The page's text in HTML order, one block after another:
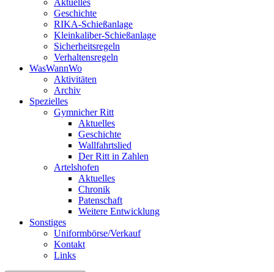
Aktuelles
Geschichte
RIKA-Schießanlage
Kleinkaliber-Schießanlage
Sicherheitsregeln
Verhaltensregeln
WasWannWo
Aktivitäten
Archiv
Spezielles
Gymnicher Ritt
Aktuelles
Geschichte
Wallfahrtslied
Der Ritt in Zahlen
Artelshofen
Aktuelles
Chronik
Patenschaft
Weitere Entwicklung
Sonstiges
Uniformbörse/Verkauf
Kontakt
Links